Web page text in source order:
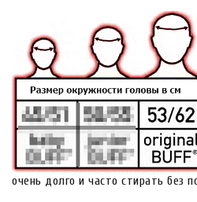
очень долго и часто стирать без